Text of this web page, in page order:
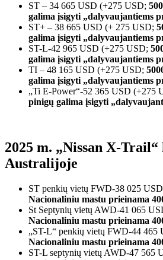
ST – 34 665 USD (+275 USD;
galima įsigyti „dalyvaujantiems
ST+ – 38 665 USD (+ 275 USD;
galima įsigyti „dalyvaujantiems
ST-L-42 965 USD (+275 USD;
galima įsigyti „dalyvaujantiems
TI – 48 165 USD (+275 USD;
galima įsigyti „dalyvaujantiems
„Ti E-Power“-52 365 USD (+275
pinigų galima įsigyti
2025 m. „Nissan X-Trail“
Australijoje
ST penkių vietų FWD-38 025
Nacionaliniu mastu prieinama
St Septynių vietų AWD-41 065
Nacionaliniu mastu prieinama
„ST-L“ penkių vietų FWD-44 465
Nacionaliniu mastu prieinama
ST-L septynių vietų AWD-47 565